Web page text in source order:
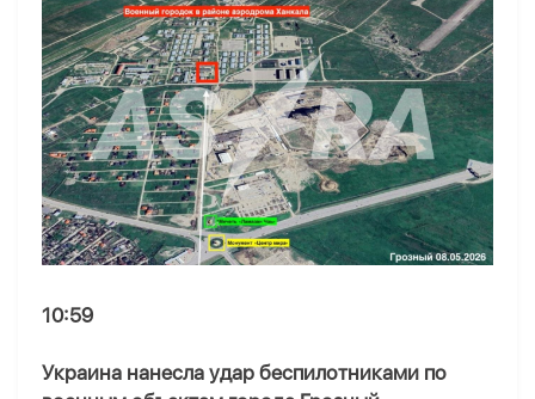
10:59
Украина нанесла удар беспилотниками по